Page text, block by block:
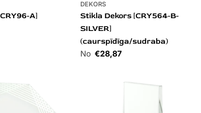
A]
DEKORS
Stikla Dekors [CRY564-B-
SILVER]
(caurspīdīga/sudraba)
Cena€28,87